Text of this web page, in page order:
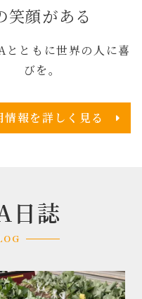
笑顔がある
ともに世界の人に喜
びを。
情報を詳しく見る
日誌